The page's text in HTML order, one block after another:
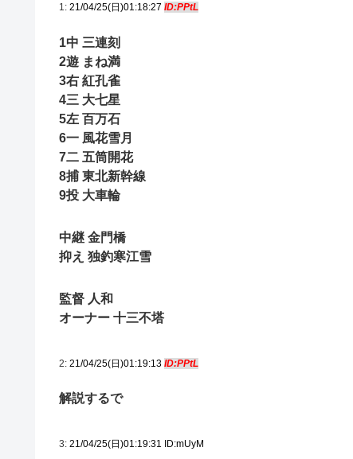
1: 21/04/25(日)01:18:27 ID:PPtL
1中 三連刻
2遊 まね満
3右 紅孔雀
4三 大七星
5左 百万石
6一 風花雪月
7二 五筒開花
8捕 東北新幹線
9投 大車輪
中継 金門橋
抑え 独釣寒江雪
監督 人和
オーナー 十三不塔
2: 21/04/25(日)01:19:13 ID:PPtL
解説するで
3: 21/04/25(日)01:19:31 ID:mUyM